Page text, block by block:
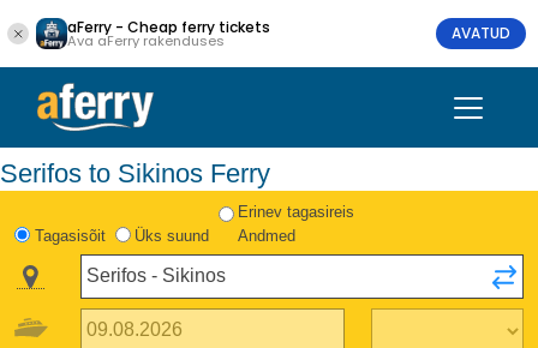
aFerry - Cheap ferry tickets
Ava aFerry rakenduses AVATUD
Serifos to Sikinos Ferry
Tagasisõit Üks suund
Erinev tagasireis
Andmed